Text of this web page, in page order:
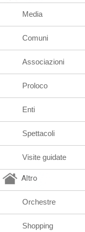
Media
Comuni
Associazioni
Proloco
Enti
Spettacoli
Visite guidate
Altro
Orchestre
Shopping